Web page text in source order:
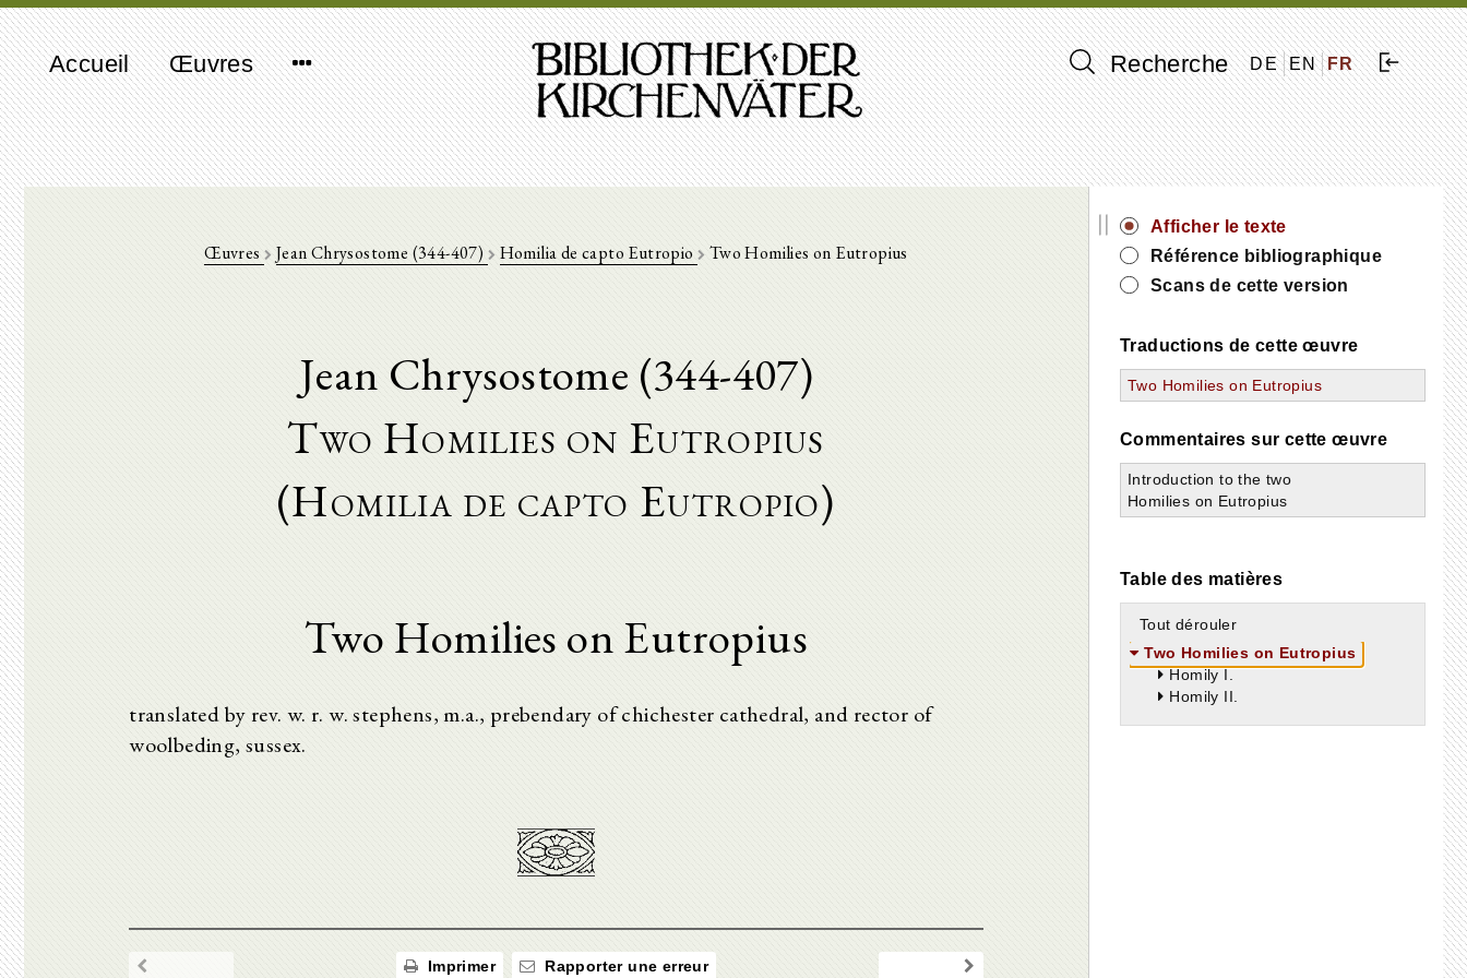
Accueil Œuvres Recherche DE EN FR
Œuvres Jean Chrysostome (344-407) Homilia de capto Eutropio Two Homilies on Eutropius
Jean Chrysostome (344-407)
Two Homilies on Eutropius
(Homilia de capto Eutropio)
Two Homilies on Eutropius
translated by rev. w. r. w. stephens, m.a., prebendary of chichester cathedral, and rector of
woolbeding, sussex.
Imprimer Rapporter une erreur
||
Afficher le texte
Référence bibliographique
Scans de cette version
Traductions de cette œuvre
Two Homilies on Eutropius
Commentaires sur cette œuvre
Introduction to the two
Homilies on Eutropius
Table des matières
Tout dérouler
Two Homilies on Eutropius
Homily I.
Homily II.